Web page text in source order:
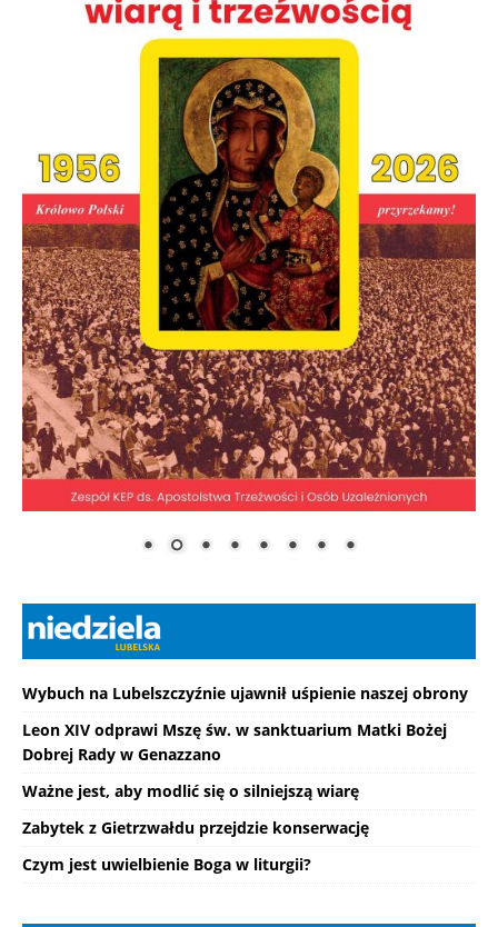
Wybuch na Lubelszczyźnie ujawnił uśpienie naszej obrony
Leon XIV odprawi Mszę św. w sanktuarium Matki Bożej
Dobrej Rady w Genazzano
Ważne jest, aby modlić się o silniejszą wiarę
Zabytek z Gietrzwałdu przejdzie konserwację
Czym jest uwielbienie Boga w liturgii?